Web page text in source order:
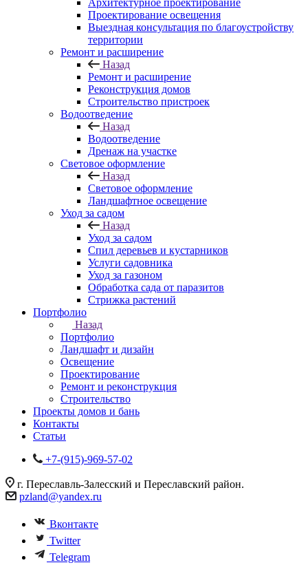
Архитектурное проектирование
Проектирование освещения
Выездная консультация по благоустройству
территории
Ремонт и расширение
Назад
Ремонт и расширение
Реконструкция домов
Строительство пристроек
Водоотведение
Назад
Водоотведение
Дренаж на участке
Световое оформление
Назад
Световое оформление
Ландшафтное освещение
Уход за садом
Назад
Уход за садом
Спил деревьев и кустарников
Услуги садовника
Уход за газоном
Обработка сада от паразитов
Стрижка растений
Портфолио
Назад
Портфолио
Ландшафт и дизайн
Освещение
Проектирование
Ремонт и реконструкция
Строительство
Проекты домов и бань
Контакты
Статьи
+7-(915)-969-57-02
г. Переславль-Залесский и Переславский район.
pzland@yandex.ru
Вконтакте
Twitter
Telegram